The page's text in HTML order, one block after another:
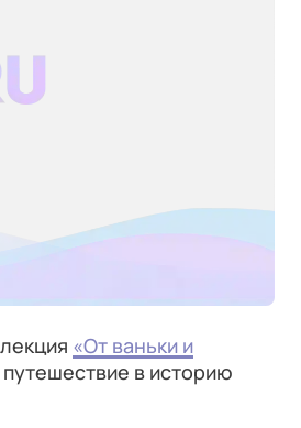
«От ваньки и
в историю